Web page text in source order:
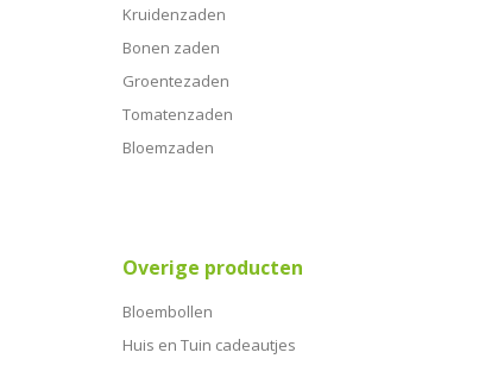
Kruidenzaden
Bonen zaden
Groentezaden
Tomatenzaden
Bloemzaden
Overige producten
Bloembollen
Huis en Tuin cadeautjes